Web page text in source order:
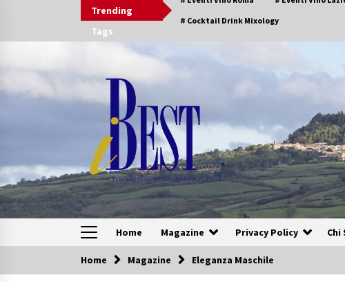
Trending
Tags
# Cocktail Drink Mixology
Home Magazine Privacy Policy Chi
Speciali Sfogliabili
Home Magazine Eleganza Maschile